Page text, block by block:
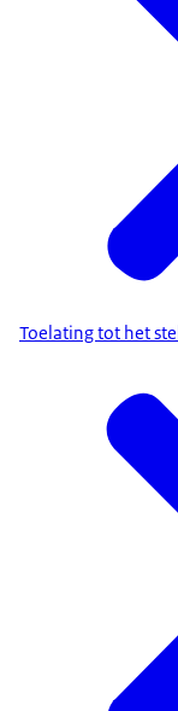
Toelating tot het